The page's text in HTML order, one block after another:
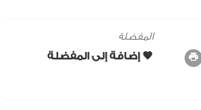
المفضلة